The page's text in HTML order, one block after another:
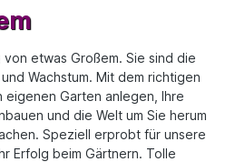
etwas Großem. Sie sind die
Wachstum. Mit dem richtigen
eigenen Garten anlegen, Ihre
und die Welt um Sie herum
Speziell erprobt für unsere
Erfolg beim Gärtnern. Tolle